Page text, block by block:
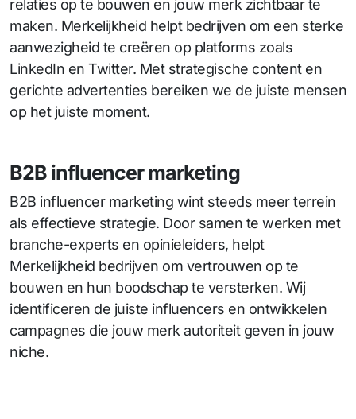
relaties op te bouwen en jouw merk zichtbaar te
maken. Merkelijkheid helpt bedrijven om een sterke
aanwezigheid te creëren op platforms zoals
LinkedIn en Twitter. Met strategische content en
gerichte advertenties bereiken we de juiste mensen
op het juiste moment.
B2B influencer marketing
B2B influencer marketing wint steeds meer terrein
als effectieve strategie. Door samen te werken met
branche-experts en opinieleiders, helpt
Merkelijkheid bedrijven om vertrouwen op te
bouwen en hun boodschap te versterken. Wij
identificeren de juiste influencers en ontwikkelen
campagnes die jouw merk autoriteit geven in jouw
niche.